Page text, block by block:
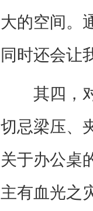
大的空间。
同时还会让
其四，对
切忌梁压、
关于办公桌
主有血光之